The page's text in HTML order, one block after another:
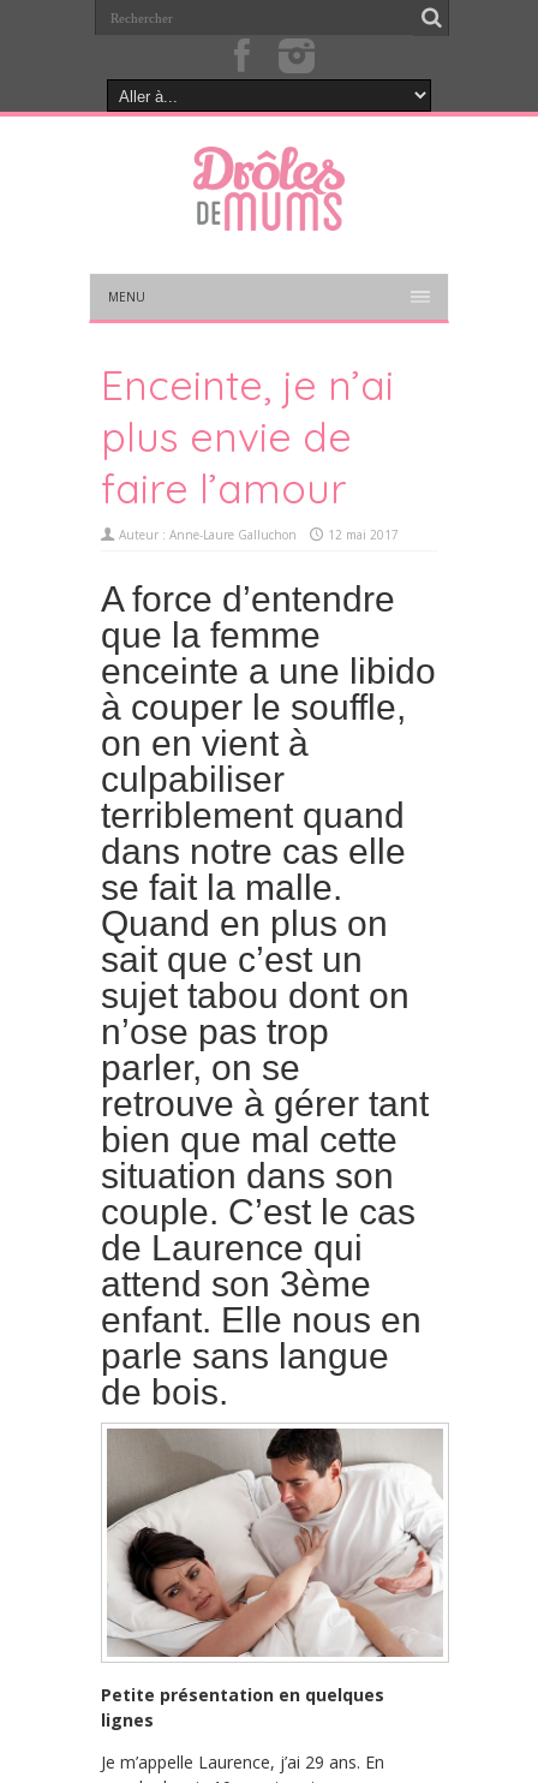
MENU
Enceinte, je n’ai
plus envie de
faire l’amour
Auteur : Anne-Laure Galluchon 12 mai 2017
A force d’entendre
que la femme
enceinte a une libido
à couper le souffle,
on en vient à
culpabiliser
terriblement quand
dans notre cas elle
se fait la malle.
Quand en plus on
sait que c’est un
sujet tabou dont on
n’ose pas trop
parler, on se
retrouve à gérer tant
bien que mal cette
situation dans son
couple. C’est le cas
de Laurence qui
attend son 3ème
enfant. Elle nous en
parle sans langue
de bois.
Petite présentation en quelques
lignes
Je m’appelle Laurence, j’ai 29 ans. En